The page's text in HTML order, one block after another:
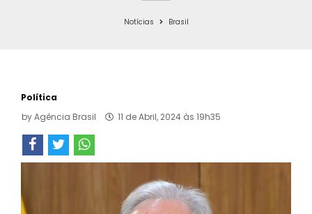
a
Notícias Brasil
Política
byAgência Brasil 11 de Abril, 2024 às 19h35